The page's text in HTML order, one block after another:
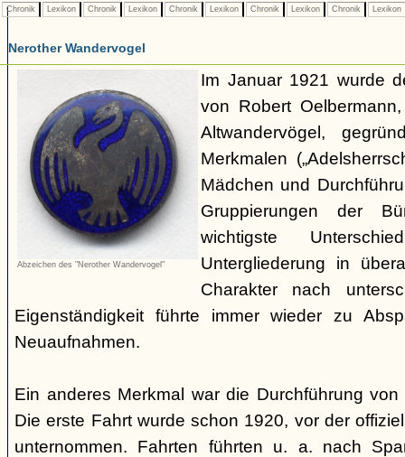
Chronik Lexikon Chronik Lexikon Chronik Lexikon Chronik Lexikon Chronik Lexikon
Nerother Wandervogel
Abzeichen des "Nerother Wandervogel"
Im Januar 1921 wurde
von Robert
Altwandervögel,
Merkmalen
Mädchen und
Gruppierungen der
wichtigste
Untergliederung in
Charakter nach
Eigenständigkeit führte immer wieder zu
Neuaufnahmen.
Ein anderes Merkmal war die Durchführung
Die erste Fahrt wurde schon 1920, vor der
unternommen. Fahrten führten u. a. nach